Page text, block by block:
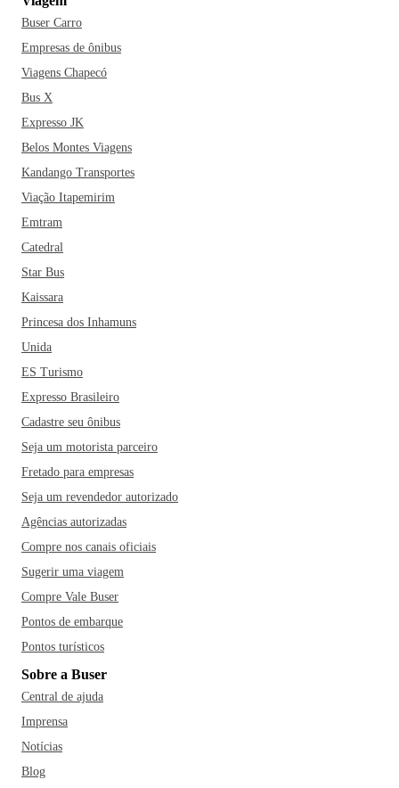
Buser Carro
Empresas de ônibus
Viagens Chapecó
Bus X
Expresso JK
Belos Montes Viagens
Kandango Transportes
Viação Itapemirim
Emtram
Catedral
Star Bus
Kaissara
Princesa dos Inhamuns
Unida
ES Turismo
Expresso Brasileiro
Cadastre seu ônibus
Seja um motorista parceiro
Fretado para empresas
Seja um revendedor autorizado
Agências autorizadas
Compre nos canais oficiais
Sugerir uma viagem
Compre Vale Buser
Pontos de embarque
Pontos turísticos
Sobre a Buser
Central de ajuda
Imprensa
Notícias
Blog